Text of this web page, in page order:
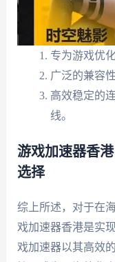
专为游戏优
广泛的兼容
高效稳定的
线。
游戏加速器香
选择
综上所述，对于在
戏加速器香港是实
戏加速器以其高效